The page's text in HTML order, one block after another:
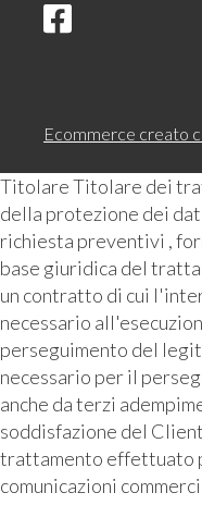
Ecommerce creato
Titolare Titolare dei
della protezione dei
richiesta preventivi ,
base giuridica del
un contratto di cui
necessario
perseguimento del
necessario per il
anche da terzi
soddisfazione del
trattamento effettuato
comunicazioni